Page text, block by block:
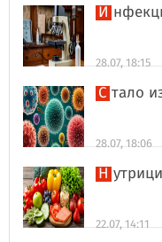
28.07, 18:15
Стало
28.07, 18:06
22.07, 14:11